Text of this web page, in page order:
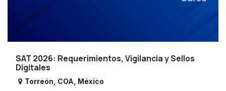
SAT 2026: Requerimientos, Vigilancia y Sellos
Digitales
Torreón COA México